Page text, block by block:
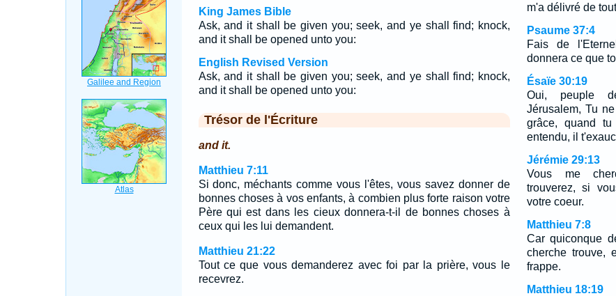
King James Bible
Ask, and it shall be given you; seek, and ye shall find; knock,
and it shall be opened unto you:
English Revised Version
Ask, and it shall be given you; seek, and ye shall find; knock,
and it shall be opened unto you:
Trésor de l'Écriture
and it.
Matthieu 7:11
Si donc, méchants comme vous l'êtes, vous savez donner de
bonnes choses à vos enfants, à combien plus forte raison votre
Père qui est dans les cieux donnera-t-il de bonnes choses à
ceux qui les lui demandent.
Matthieu 21:22
Tout ce que vous demanderez avec foi par la prière, vous le
recevrez.
m'a délivré de
Psaume 37:4
Fais de
donnera ce que
Ésaïe 30:19
Oui, peuple
Jérusalem, Tu
grâce, quand
entendu, il
Jérémie 29:13
Vous me
trouverez, si
votre coeur.
Matthieu 7:8
Car quiconque
cherche trouve,
frappe.
Matthieu 18:19